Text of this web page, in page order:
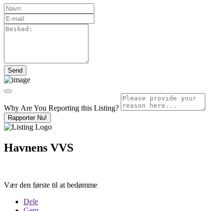
Why Are You Reporting this Listing?
Rapporter Nu!
Havnens VVS
Vær den første til at bedømme
Dele